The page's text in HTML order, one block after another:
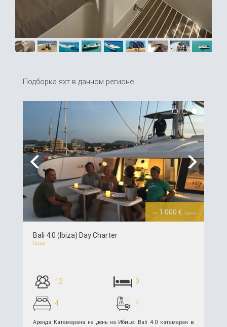
Подборка яхт в данном регионе
Previous Next
от 1 000 € /день
Bali 4.0 (Ibiza) Day Charter
Ibiza
12 9
4 4
Аренда Катамарана на день на Ибице: Bali 4.0 катамаран в